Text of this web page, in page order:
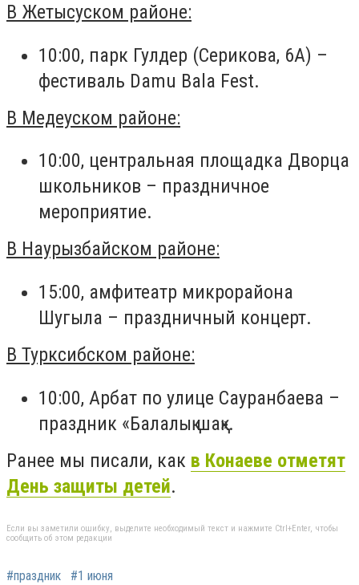
В Жетысуском районе:
10:00, парк Гулдер (Серикова, 6А) –
фестиваль Damu Bala Fest.
В Медеуском районе:
10:00, центральная площадка Дворца
школьников – праздничное
мероприятие.
В Наурызбайском районе:
15:00, амфитеатр микрорайона
Шугыла – праздничный концерт.
В Турксибском районе:
10:00, Арбат по улице Сауранбаева –
праздник «Балалық шақ».
Ранее мы писали, как в Конаеве отметят
День защиты детей.
Если вы заметили ошибку, выделите необходимый текст и нажмите Ctrl+Enter, чтобы
сообщить об этом редакции
#праздник #1 июня